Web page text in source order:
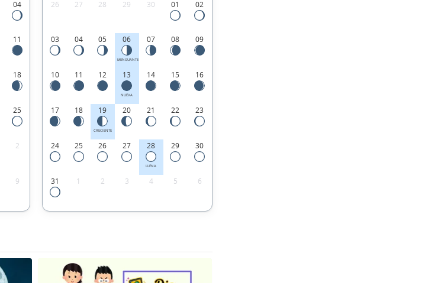
04
11
18
25
2
9
26 27 28 29 30 01 02
03 04 05 06
MENGUANTE
07 08 09
10 11 12 13
NUEVA
14 15 16
17 18 19
CRECIENTE
20 21 22 23
24 25 26 27 28
LLENA
29 30
31 1 2 3 4 5 6